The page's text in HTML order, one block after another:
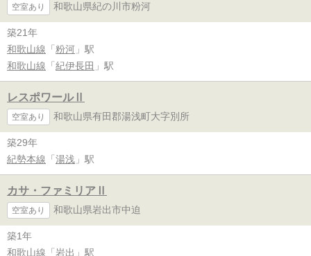
空室あり 和歌山県紀の川市粉河
築21年
和歌山線 「 粉河 」駅
和歌山線 「 紀伊長田 」駅
レスポワールⅡ
空室あり 和歌山県有田郡湯浅町大字別所
築29年
紀勢本線 「 湯浅 」駅
カサ・ファミリアⅡ
空室あり 和歌山県岩出市中迫
築1年
和歌山線 「 岩出 」駅